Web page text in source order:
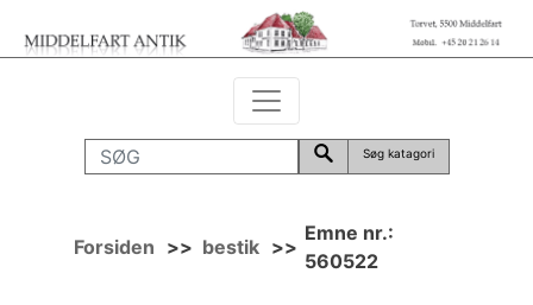
Søg katagori
Forsiden >> bestik >>
Emne nr.:
560522